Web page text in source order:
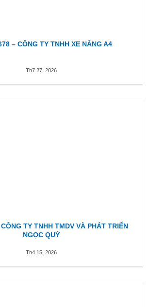
– CÔNG TY TNHH XE NÂNG A4
Th7 27, 2026
TY TNHH TMDV VÀ PHÁT TRIỂN
NGỌC QUÝ
Th4 15, 2026